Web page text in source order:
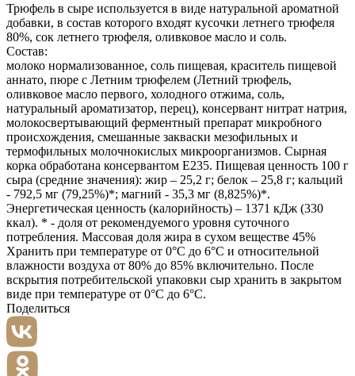
Трюфель в сыре используется в виде натуральной ароматной
добавки, в состав которого входят кусочки летнего трюфеля
80%, сок летнего трюфеля, оливковое масло и соль.
Состав:
молоко нормализованное, соль пищевая, краситель пищевой
аннато, пюре с Летним трюфелем (Летний трюфель,
оливковое масло первого, холодного отжима, соль,
натуральный ароматизатор, перец), консервант нитрат натрия,
молокосвертывающий ферментный препарат микробного
происхождения, смешанные закваски мезофильных и
термофильных молочнокислых микроорганизмов. Сырная
корка обработана консервантом Е235. Пищевая ценность 100 г
сыра (средние значения): жир – 25,2 г; белок – 25,8 г; кальций
- 792,5 мг (79,25%)*; магний - 35,3 мг (8,825%)*.
Энергетическая ценность (калорийность) – 1371 кДж (330
ккал). * - доля от рекомендуемого уровня суточного
потребления. Массовая доля жира в сухом веществе 45%
Хранить при температуре от 0°С до 6°С и относительной
влажности воздуха от 80% до 85% включительно. После
вскрытия потребительской упаковки сыр хранить в закрытом
виде при температуре от 0°С до 6°С.
Поделиться